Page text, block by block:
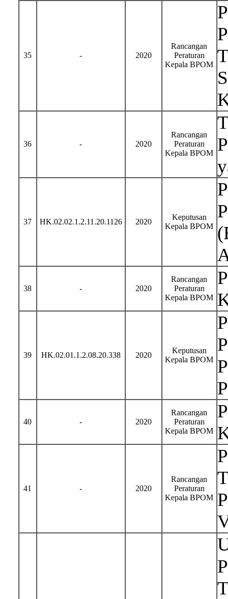
35 - 2020
Rancangan
Peraturan
Kepala BPOM
36 - 2020
Rancangan
Peraturan
Kepala BPOM
37 HK.02.02.1.2.11.20.1126 2020
Keputusan
Kepala BPOM
38 - 2020
Rancangan
Peraturan
Kepala BPOM
39 HK.02.01.1.2.08.20.338 2020
Keputusan
Kepala BPOM
40 - 2020
Rancangan
Peraturan
Kepala BPOM
41 - 2020
Rancangan
Peraturan
Kepala BPOM